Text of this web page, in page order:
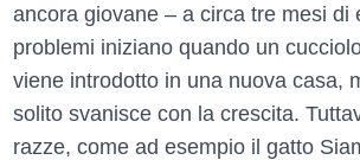
ancora giovane – a circa tre mesi di
problemi iniziano quando un
viene introdotto in una nuova casa,
solito svanisce con la crescita.
razze, come ad esempio il gatto